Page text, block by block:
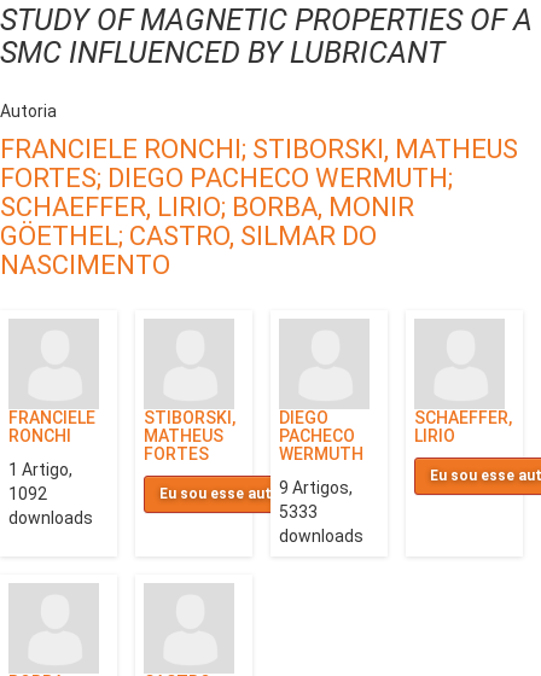
STUDY OF MAGNETIC PROPERTIES OF A
SMC INFLUENCED BY LUBRICANT
Autoria
FRANCIELE RONCHI; STIBORSKI, MATHEUS
FORTES; DIEGO PACHECO WERMUTH;
SCHAEFFER, LIRIO; BORBA, MONIR
GÖETHEL; CASTRO, SILMAR DO
NASCIMENTO
FRANCIELE
RONCHI
1 Artigo,
1092
downloads
STIBORSKI,
MATHEUS
FORTES
Eu sou esse autor
DIEGO
PACHECO
WERMUTH
9 Artigos,
5333
downloads
SCHAEFFER,
LIRIO
Eu sou esse